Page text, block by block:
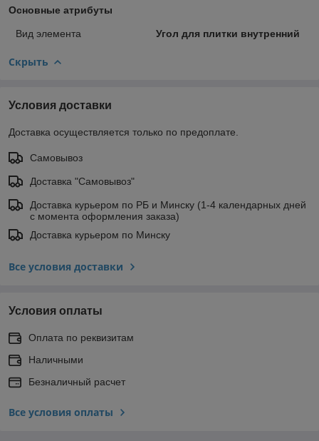
Основные атрибуты
Вид элемента Угол для плитки внутренний
Скрыть
Условия доставки
Доставка осуществляется только по предоплате.
Самовывоз
Доставка "Самовывоз"
Доставка курьером по РБ и Минску (1-4 календарных дней
с момента оформления заказа)
Доставка курьером по Минску
Все условия доставки
Условия оплаты
Оплата по реквизитам
Наличными
Безналичный расчет
Все условия оплаты